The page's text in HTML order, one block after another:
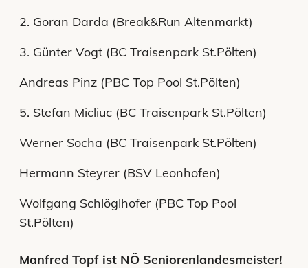
2. Goran Darda (Break&Run Altenmarkt)
3. Günter Vogt (BC Traisenpark St.Pölten)
Andreas Pinz (PBC Top Pool St.Pölten)
5. Stefan Micliuc (BC Traisenpark St.Pölten)
Werner Socha (BC Traisenpark St.Pölten)
Hermann Steyrer (BSV Leonhofen)
Wolfgang Schlöglhofer (PBC Top Pool
St.Pölten)
Manfred Topf ist NÖ Seniorenlandesmeister!